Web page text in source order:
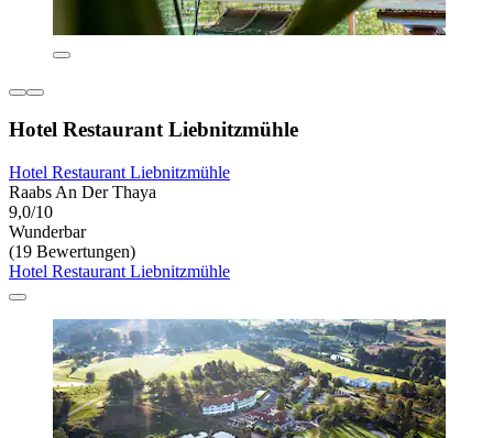
Hotel Restaurant Liebnitzmühle
Hotel Restaurant Liebnitzmühle
Raabs An Der Thaya
9,0/10
Wunderbar
(19 Bewertungen)
Hotel Restaurant Liebnitzmühle